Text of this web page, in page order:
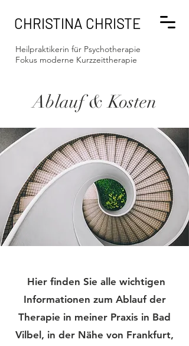
CHRISTINA CHRISTE
Heilpraktikerin für Psychotherapie
Fokus moderne Kurzzeittherapie
Ablauf & Kosten
Hier finden Sie alle wichtigen
Informationen zum Ablauf der
Therapie in meiner Praxis in Bad
Vilbel, in der Nähe von Frankfurt,